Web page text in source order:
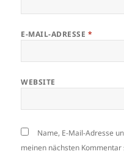
E-MAIL-ADRESSE *
WEBSITE
Name, E-Mail-Adresse
meinen nächsten Kommentar